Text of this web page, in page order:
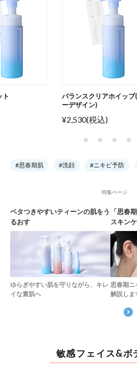
ト
バランスクリアホイップ
ーデザイン)
¥2,530(税込)
#思春期肌 #洗顔 #ニキビ予防
特集ページ
ベタつきやすいティーンの肌をう
るおす
ゆらぎやすい肌を守りながら、キレ
イな素肌へ
「思春
スキン
思春期ニ
解説しま
敏感フェイス&ボ